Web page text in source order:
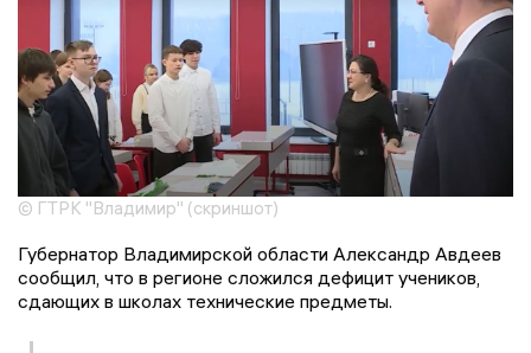
© ГТРК "Владимир" (скриншот)
Губернатор Владимирской области Александр Авдеев
сообщил, что в регионе сложился дефицит учеников,
сдающих в школах технические предметы.